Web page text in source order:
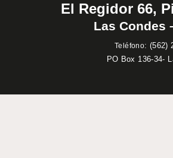
El Regidor 66,
Las Condes
Teléfono: (562)
PO Box 136-34-